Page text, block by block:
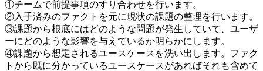
①チームで前提事項のすり合わせを行います。
②入手済みのファクトを元に現状の課題の整理を行います。
③課題から根底にはどのような問題が発生していて、ユーザ
ーにどのような影響を与えているか明らかにします。
④課題から想定されるユースケースを洗い出します。ファク
トから既に分かっているユースケースがあればそれも含めて